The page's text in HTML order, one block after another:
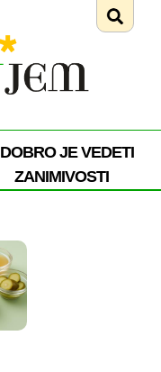
DOBRO JE VEDETI
ZANIMIVOSTI